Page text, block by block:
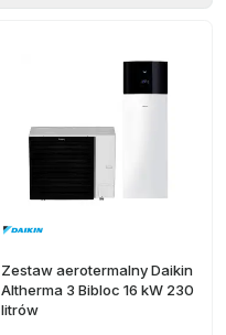
Zestaw aerotermalny Daikin
Altherma 3 Bibloc 16 kW 230
litrów